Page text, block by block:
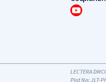
LECTERA
Plot No: JLT-